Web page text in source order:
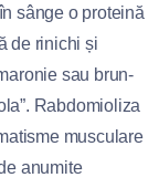
sânge o proteină
de rinichi și
sau brun-
Rabdomioliza
musculare
anumite